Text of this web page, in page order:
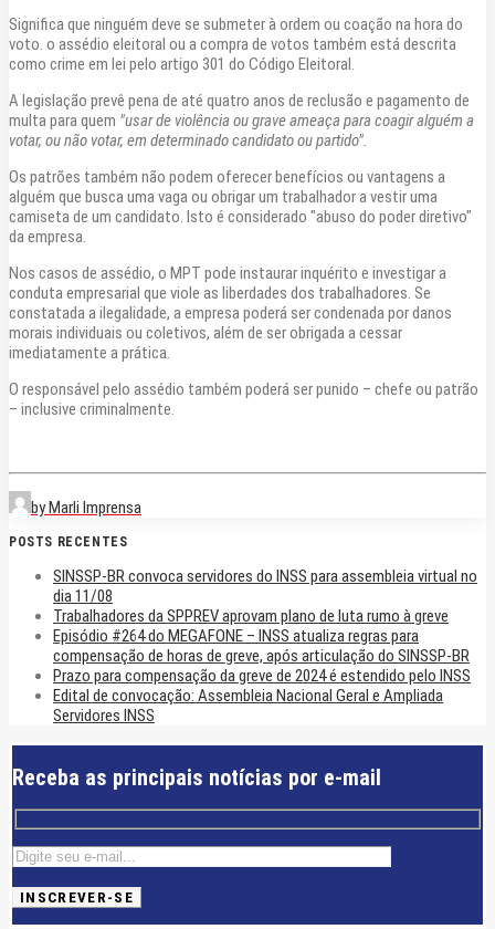
Significa que ninguém deve se submeter à ordem ou coação na hora do
voto. o assédio eleitoral ou a compra de votos também está descrita
como crime em lei pelo artigo 301 do Código Eleitoral.
A legislação prevê pena de até quatro anos de reclusão e pagamento de
multa para quem "usar de violência ou grave ameaça para coagir alguém a
votar, ou não votar, em determinado candidato ou partido".
Os patrões também não podem oferecer benefícios ou vantagens a
alguém que busca uma vaga ou obrigar um trabalhador a vestir uma
camiseta de um candidato. Isto é considerado "abuso do poder diretivo"
da empresa.
Nos casos de assédio, o MPT pode instaurar inquérito e investigar a
conduta empresarial que viole as liberdades dos trabalhadores. Se
constatada a ilegalidade, a empresa poderá ser condenada por danos
morais individuais ou coletivos, além de ser obrigada a cessar
imediatamente a prática.
O responsável pelo assédio também poderá ser punido – chefe ou patrão
– inclusive criminalmente.
by Marli Imprensa
POSTS RECENTES
SINSSP-BR convoca servidores do INSS para assembleia virtual no
dia 11/08
Trabalhadores da SPPREV aprovam plano de luta rumo à greve
Episódio #264 do MEGAFONE – INSS atualiza regras para
compensação de horas de greve, após articulação do SINSSP-BR
Prazo para compensação da greve de 2024 é estendido pelo INSS
Edital de convocação: Assembleia Nacional Geral e Ampliada
Servidores INSS
Receba as principais notícias por e-mail